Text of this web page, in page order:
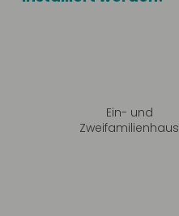
Ein- und
Zweifamilienhaus